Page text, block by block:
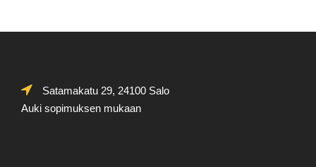
Satamakatu 29, 24100 Salo
Auki sopimuksen mukaan